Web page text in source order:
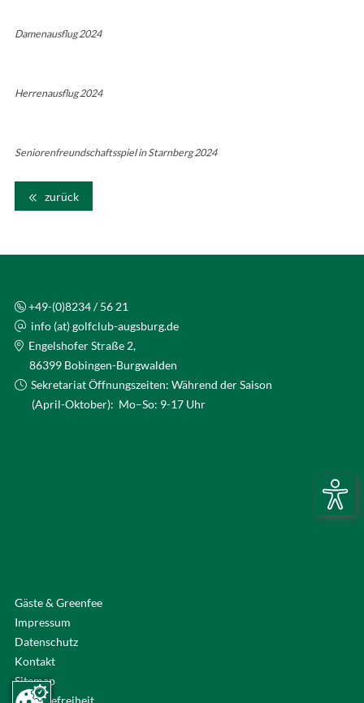
Damenausflug 2024
Herrenausflug 2024
Seniorenfreundschaftsspiel in Starnberg 2024
zurück
+49-(0)8234 / 56 21
info (at) golfclub-augsburg.de
Engelshofer Straße 2,
86399 Bobingen-Burgwalden
Sekretariat Öffnungszeiten: Während der Saison
(April-Oktober): Mo–So: 9-17 Uhr
Gäste & Greenfee
Impressum
Datenschutz
Kontakt
Sitemap
Barrierefreiheit